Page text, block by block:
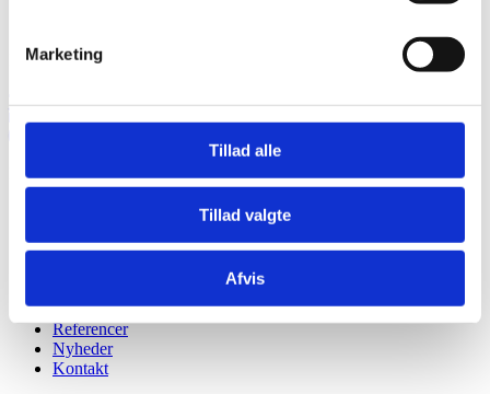
Marketing
Tillad alle
Tillad valgte
Afvis
Følg os
Navigation
Reparation af PC og Mac
WiFi etablering
Videoovervågning og alarmer
Priser
Referencer
Nyheder
Kontakt